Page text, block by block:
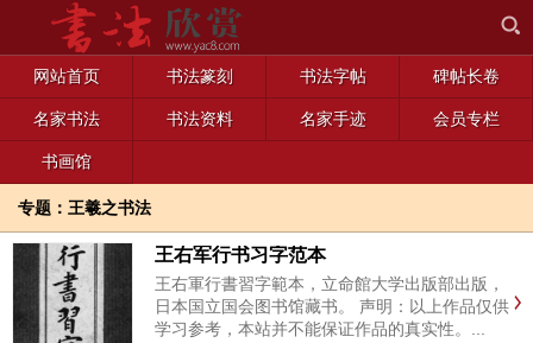
网站首页 书法篆刻 书法字帖 碑帖长卷
名家书法 书法资料 名家手迹 会员专栏
书画馆
专题：王羲之书法
王右军行书习字范本
王右軍行書習字範本，立命館大学出版部出版，
日本国立国会图书馆藏书。 声明：以上作品仅供
学习参考，本站并不能保证作品的真实性。...